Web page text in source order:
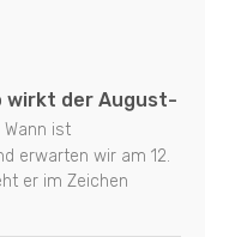
wirkt der August-
Wann ist
erwarten wir am 12.
er im Zeichen